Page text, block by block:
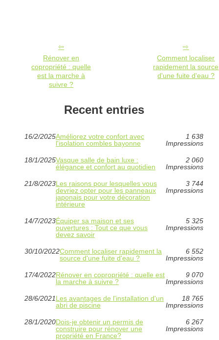
Rénover en
copropriété : quelle
est la marche à
suivre ?
Comment localiser
rapidement la source
d'une fuite d'eau ?
Recent entries
16/2/2025Améliorez votre confort avec
l'isolation combles bayonne
1 638
Impressions
18/1/2025Vasque salle de bain luxe :
élégance et confort au quotidien
2 060
Impressions
21/8/2023Les raisons pour lesquelles vous
devriez opter pour les panneaux
japonais pour votre décoration
intérieure
3 744
Impressions
14/7/2023Équiper sa maison et ses
ouvertures : Tout ce que vous
devez savoir
5 325
Impressions
30/10/2022Comment localiser rapidement la
source d'une fuite d'eau ?
6 552
Impressions
17/4/2022Rénover en copropriété : quelle est
la marche à suivre ?
9 070
Impressions
28/6/2021Les avantages de l'installation d'un
abri de piscine
18 765
Impressions
28/1/2020Dois-je obtenir un permis de
construire pour rénover une
propriété en France?
6 267
Impressions